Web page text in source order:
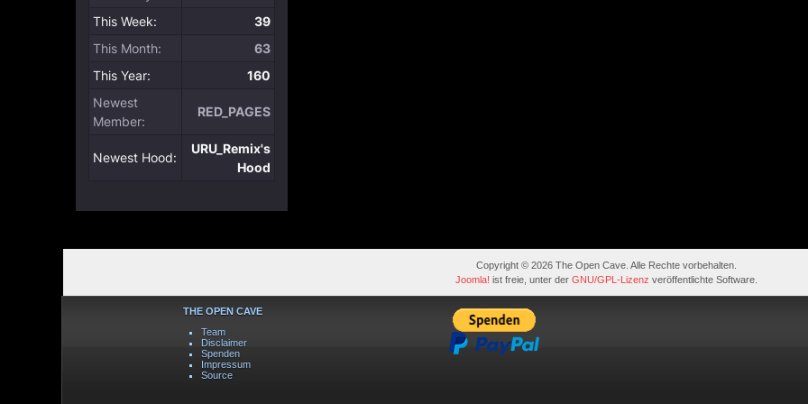
Copyright © 2026 The Open Cave. Alle Rechte vorbehalten.
Joomla! ist freie, unter der GNU/GPL-Lizenz veröffentlichte Software.
THE OPEN CAVE
Team
Disclaimer
Spenden
Impressum
Source